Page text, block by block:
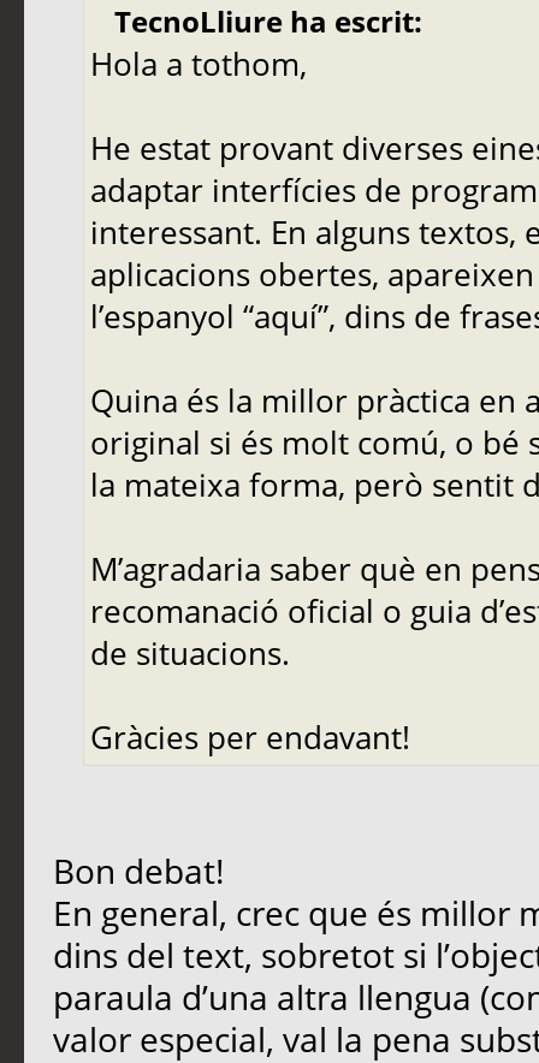
TecnoLliure ha escrit:
Hola a tothom,
He estat provant diverses
adaptar interfícies de
interessant. En alguns
aplicacions obertes,
l’espanyol “aquí”, dins de
Quina és la millor pràctica en
original si és molt comú, o
la mateixa forma, però sentit
M’agradaria saber què en
recomanació oficial o guia
de situacions.
Gràcies per endavant!
Bon debat!
En general, crec que és millor
dins del text, sobretot si
paraula d’una altra llengua
valor especial, val la pena